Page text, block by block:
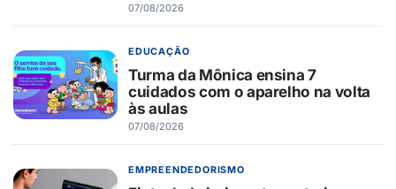
07/08/2026
EDUCAÇÃO
Turma da Mônica ensina 7
cuidados com o aparelho na volta
às aulas
07/08/2026
EMPREENDEDORISMO